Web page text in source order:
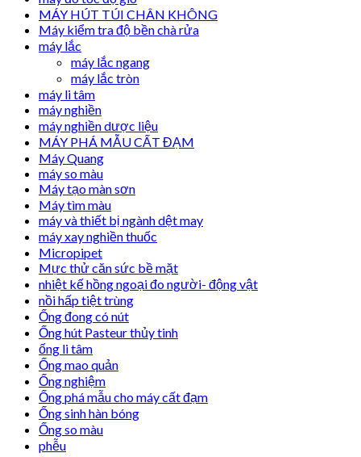
MÁY HÚT TÚI CHÂN KHÔNG
Máy kiểm tra độ bền chà rửa
máy lắc
máy lắc ngang
máy lắc tròn
máy li tâm
máy nghiền
máy nghiền dược liệu
MÁY PHÁ MẪU CẤT ĐẠM
Máy Quang
máy so màu
Máy tạo màn sơn
Máy tìm màu
máy và thiết bị ngành dệt may
máy xay nghiền thuốc
Micropipet
Mực thử căn sức bề mặt
nhiệt kế hồng ngoại đo người- động vật
nồi hấp tiệt trùng
Ống đong có nút
Ống hút Pasteur thủy tinh
ống li tâm
Ống mao quản
Ống nghiệm
Ống phá mẫu cho máy cất đạm
Ống sinh hàn bóng
Ống so màu
phễu